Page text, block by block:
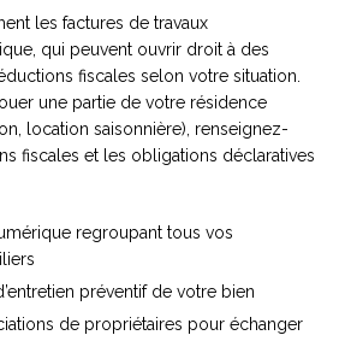
les factures de travaux
qui peuvent ouvrir droit à des
fiscales selon votre situation.
une partie de votre résidence
location saisonnière), renseignez-
fiscales et les obligations déclaratives
regroupant tous vos
préventif de votre bien
de propriétaires pour échanger